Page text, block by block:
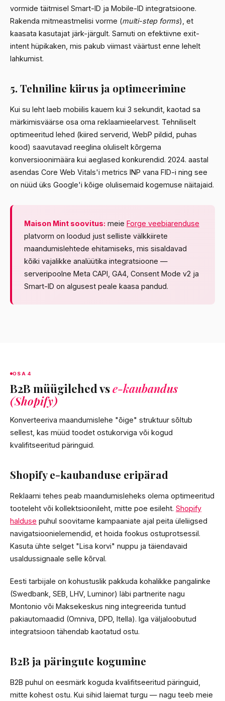
vormide täitmisel Smart-ID ja Mobile-ID integratsioone.
Rakenda mitmeastmelisi vorme (multi-step forms), et
kaasata kasutajat järk-järgult. Samuti on efektiivne exit-
intent hüpikaken, mis pakub viimast väärtust enne lehelt
lahkumist.
5. Tehniline kiirus ja optimeerimine
Kui su leht laeb mobiilis kauem kui 3 sekundit, kaotad sa
märkimisväärse osa oma reklaamieelarvest. Tehniliselt
optimeeritud lehed (kiired serverid, WebP pildid, puhas
kood) saavutavad reeglina oluliselt kõrgema
konversioonimäära kui aeglased konkurendid. 2024. aastal
asendas Core Web Vitals'i metrics INP vana FID-i ning see
on nüüd üks Google'i kõige olulisemaid kogemuse näitajaid.
Maison Mint soovitus: meie Forge veebiarenduse
platvorm on loodud just selliste välkkiirete
maandumislehtede ehitamiseks, mis sisaldavad
kõiki vajalikke analüütika integratsioone —
serveripoolne Meta CAPI, GA4, Consent Mode v2 ja
Smart-ID on algusest peale kaasa pandud.
OSA 4
B2B müügilehed vse-kaubandus
(Shopify)
Konverteeriva maandumislehe "õige" struktuur sõltub
sellest, kas müüd toodet ostukorviga või kogud
kvalifitseeritud päringuid.
Shopify e-kaubanduse eripärad
Reklaami tehes peab maandumisleheks olema optimeeritud
tooteleht või kollektsioonileht, mitte poe esileht. Shopify
halduse puhul soovitame kampaaniate ajal peita üleliigsed
navigatsioonielemendid, et hoida fookus ostuprotsessil.
Kasuta ühte selget "Lisa korvi" nuppu ja täiendavaid
usaldussignaale selle kõrval.
Eesti tarbijale on kohustuslik pakkuda kohalikke pangalinke
(Swedbank, SEB, LHV, Luminor) läbi partnerite nagu
Montonio või Maksekeskus ning integreerida tuntud
pakiautomaadid (Omniva, DPD, Itella). Iga väljaloobutud
integratsioon tähendab kaotatud ostu.
B2B ja päringute kogumine
B2B puhul on eesmärk koguda kvalifitseeritud päringuid,
mitte kohest ostu. Kui sihid laiemat turgu — nagu teeb meie